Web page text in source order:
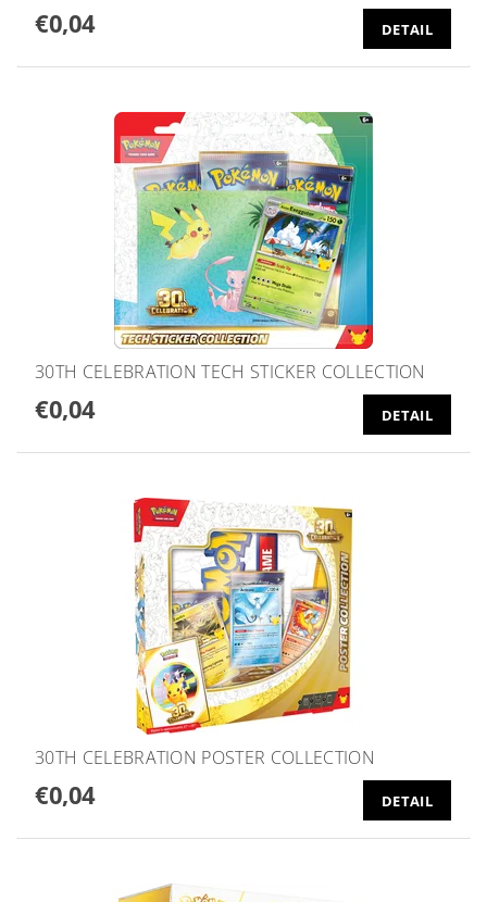
€0,04 DETAIL
30TH CELEBRATION TECH STICKER COLLECTION
€0,04 DETAIL
30TH CELEBRATION POSTER COLLECTION
€0,04 DETAIL